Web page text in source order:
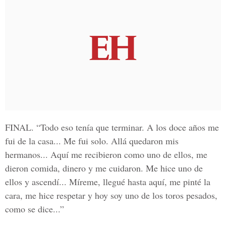
FINAL. “Todo eso tenía que terminar. A los doce años me
fui de la casa... Me fui solo. Allá quedaron mis
hermanos... Aquí me recibieron como uno de ellos, me
dieron comida, dinero y me cuidaron. Me hice uno de
ellos y ascendí... Míreme, llegué hasta aquí, me pinté la
cara, me hice respetar y hoy soy uno de los toros pesados,
como se dice...”